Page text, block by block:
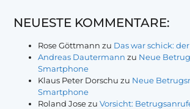
NEUESTE KOMMENTARE:
Rose Göttmann zu Das war schick:
Andreas Dautermann zu Neue
Smartphone
Klaus Peter Dorschu zu Neue
Smartphone
Roland JosezuVorsicht: